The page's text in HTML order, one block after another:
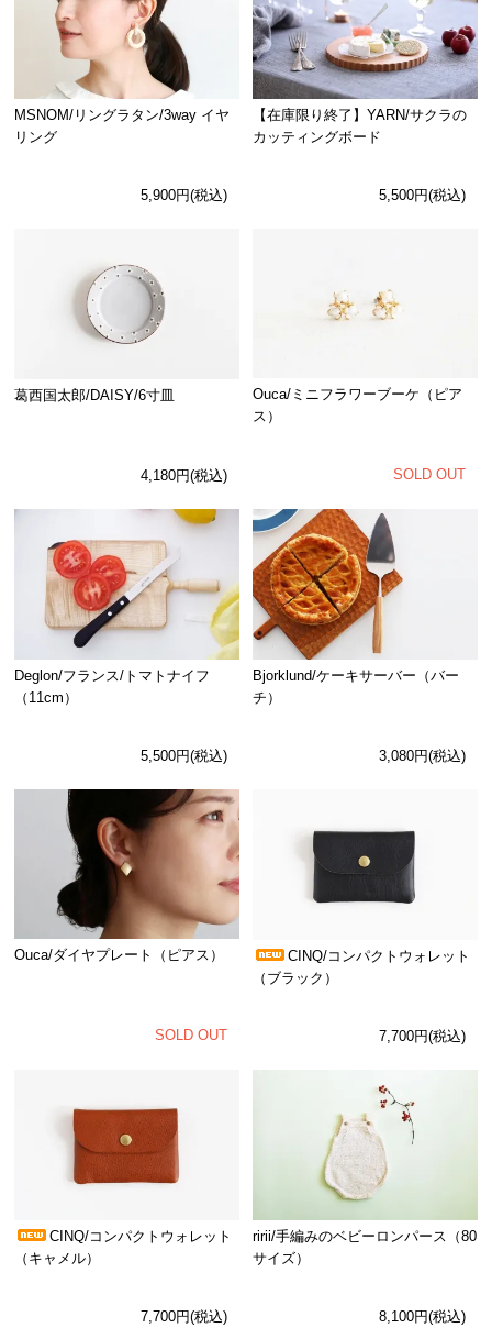
MSNOM/リングラタン/3way イヤ
リング
5,900円(税込)
【在庫限り終了】YARN/サクラの
カッティングボード
5,500円(税込)
葛西国太郎/DAISY/6寸皿
4,180円(税込)
Ouca/ミニフラワーブーケ（ピア
ス）
SOLD OUT
Deglon/フランス/トマトナイフ
（11cm）
5,500円(税込)
Bjorklund/ケーキサーバー（バー
チ）
3,080円(税込)
Ouca/ダイヤプレート（ピアス）
SOLD OUT
CINQ/コンパクトウォレット
（ブラック）
7,700円(税込)
CINQ/コンパクトウォレット
（キャメル）
7,700円(税込)
ririi/手編みのベビーロンパース（80
サイズ）
8,100円(税込)